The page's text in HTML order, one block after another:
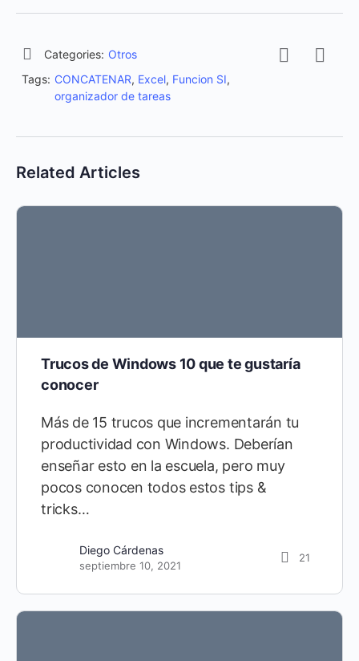
Categories: Otros
Tags: CONCATENAR, Excel, Funcion SI,
organizador de tareas
Related Articles
Trucos de Windows 10 que te gustaría
conocer
Más de 15 trucos que incrementarán tu
productividad con Windows. Deberían
enseñar esto en la escuela, pero muy
pocos conocen todos estos tips &
tricks…
Diego Cárdenas
septiembre 10, 2021
21